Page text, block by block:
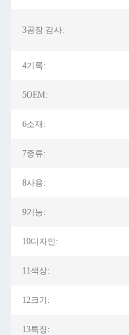
3공장 감사:
4기록:
5OEM:
6소재:
7종류:
8사용:
9기능:
10디자인:
11색상:
12크기:
13특징: